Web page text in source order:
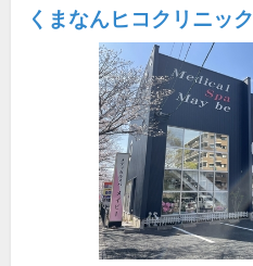
くまなんヒコクリニック